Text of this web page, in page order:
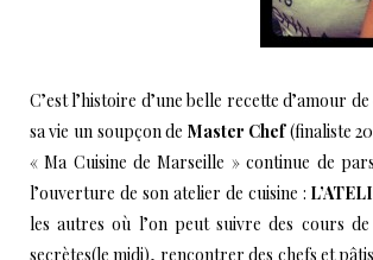
C’est l’histoire d’une belle recette d’amour
sa vie un soupçon de Master Chef(finaliste
« Ma Cuisine de Marseille » continue de
l’ouverture de son atelier de cuisine :
les autres où l’on peut suivre des cours
secrètes(le midi), rencontrer des chefs et